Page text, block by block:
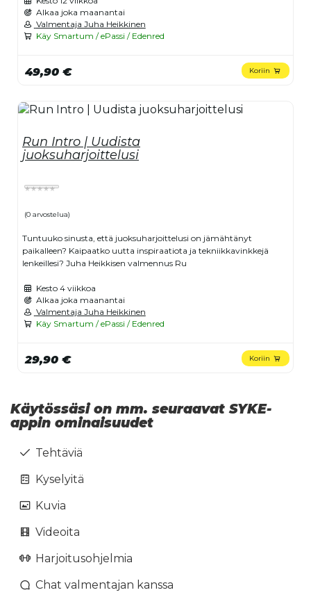
Alkaa joka maanantai
Valmentaja Juha Heikkinen
Käy Smartum / ePassi / Edenred
49,90 € Koriin
Run Intro | Uudista
juoksuharjoittelusi
(0 arvostelua)
Tuntuuko sinusta, että juoksuharjoittelusi on jämähtänyt
paikalleen? Kaipaatko uutta inspiraatiota ja tekniikkavinkkejä
lenkeillesi? Juha Heikkisen valmennus Ru
Kesto 4 viikkoa
Alkaa joka maanantai
Valmentaja Juha Heikkinen
Käy Smartum / ePassi / Edenred
29,90 € Koriin
Käytössäsi on mm. seuraavat SYKE-
appin ominaisuudet
Tehtäviä
Kyselyitä
Kuvia
Videoita
Harjoitusohjelmia
Chat valmentajan kanssa